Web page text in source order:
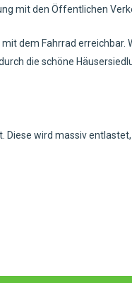
mit den Öffentlichen
dem Fahrrad erreichbar.
die schöne
Diese wird massiv